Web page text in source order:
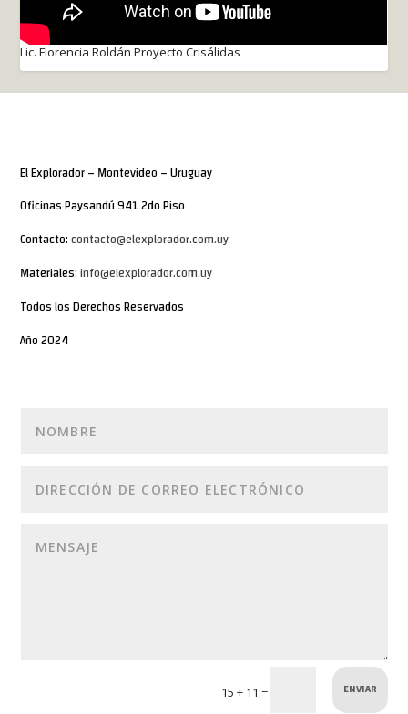
Lic. Florencia Roldán Proyecto Crisálidas
El Explorador – Montevideo – Uruguay
Oficinas Paysandú 941 2do Piso
Contacto:contacto@elexplorador.com.uy
Materiales:info@elexplorador.com.uy
Todos los Derechos Reservados
Año 2024
15 + 11 = ENVIAR